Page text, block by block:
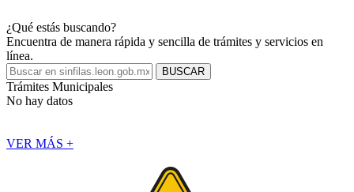
¿Qué estás buscando?
Encuentra de manera rápida y sencilla de trámites y servicios en
línea.
Trámites Municipales
No hay datos
VER MÁS +